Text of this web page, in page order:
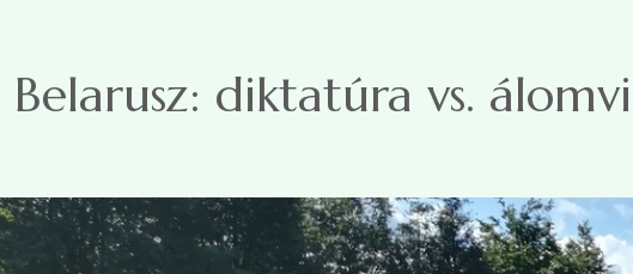
Belarusz: diktatúra vs.